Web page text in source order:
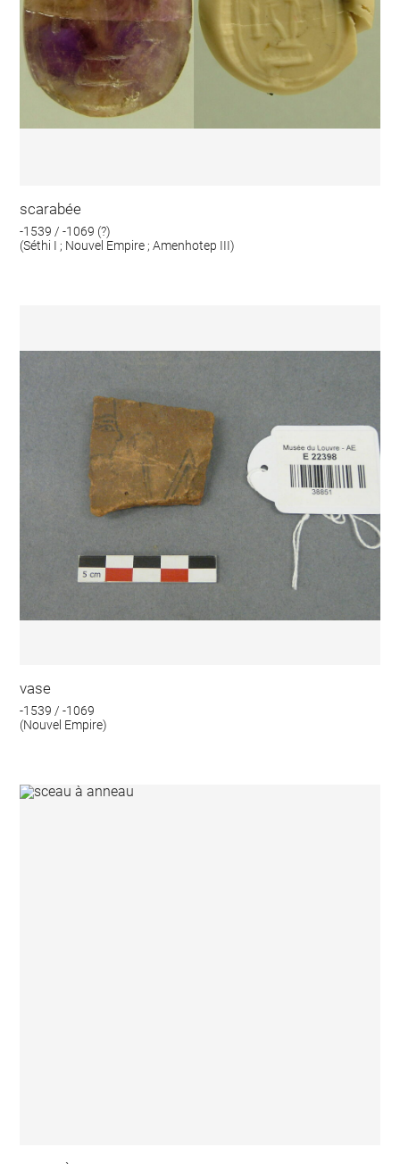
scarabée
-1539 / -1069 (?)
(Séthi I ; Nouvel Empire ; Amenhotep III)
vase
-1539 / -1069
(Nouvel Empire)